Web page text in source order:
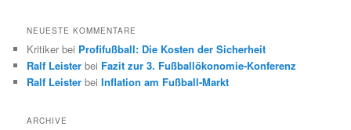
NEUESTE KOMMENTARE
Kritiker bei Profifußball: Die Kosten der Sicherheit
Ralf Leister bei Fazit zur 3. Fußballökonomie-Konferenz
Ralf Leister beiInflation am Fußball-Markt
ARCHIVE